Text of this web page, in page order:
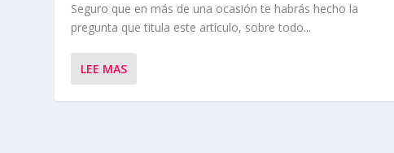
Seguro que en más de una ocasión te habrás hecho la
pregunta que titula este artículo, sobre todo...
LEE MAS